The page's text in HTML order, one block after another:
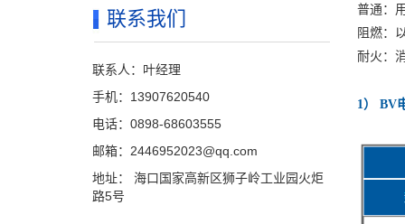
普通：
阻燃：
耐火：
1） BV
联系我们
联系人：叶经理
手机：13907620540
电话：0898-68603555
邮箱：2446952023@qq.com
地址： 海口国家高新区狮子岭工业园火炬
路5号